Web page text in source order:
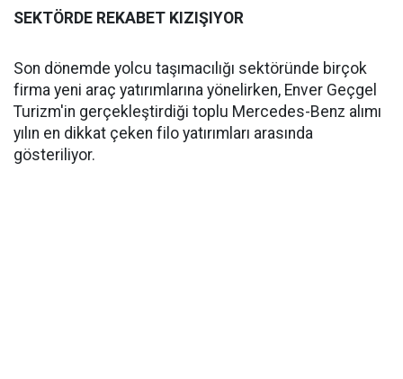
SEKTÖRDE REKABET KIZIŞIYOR
Son dönemde yolcu taşımacılığı sektöründe birçok
firma yeni araç yatırımlarına yönelirken, Enver Geçgel
Turizm'in gerçekleştirdiği toplu Mercedes-Benz alımı
yılın en dikkat çeken filo yatırımları arasında
gösteriliyor.